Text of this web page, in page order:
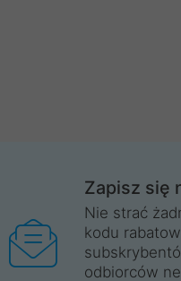
Zapisz się
Nie strać
kodu
odbiorców